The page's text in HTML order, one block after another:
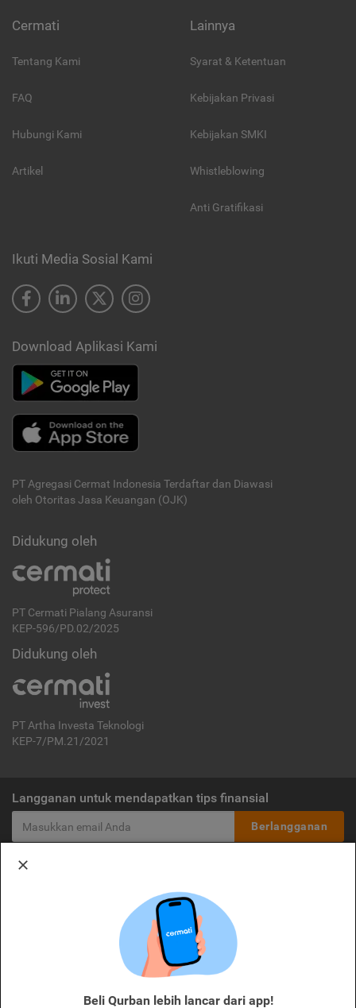
Beli Qurban lebih lancar dari app!
Cermati
Tentang Kami
FAQ
Hubungi Kami
Artikel
Lainnya
Syarat & Ketentuan
Kebijakan Privasi
Kebijakan SMKI
Whistleblowing
Anti Gratifikasi
Ikuti Media Sosial Kami
Download Aplikasi Kami
PT Agregasi Cermat Indonesia Terdaftar dan Diawasi
oleh Otoritas Jasa Keuangan (OJK)
Didukung oleh
PT Cermati Pialang Asuransi
KEP-596/PD.02/2025
Didukung oleh
PT Artha Investa Teknologi
KEP-7/PM.21/2021
Langganan untuk mendapatkan tips finansial
Berlangganan
Disclaimer:
OJK. Oleh karena itu, produk dan/atau layanan jasa keuangan yang
ditawarkan bukan merupakan produk dan/atau layanan jasa keuangan yang
diterbitkan oleh Cermati dan Cermati tidak bertanggung jawab atas tuntutan
dan risiko terkait produk dan/atau layanan LJK dan/atau pihak yang
melakukan kegiatan di sektor jasa keuangan.